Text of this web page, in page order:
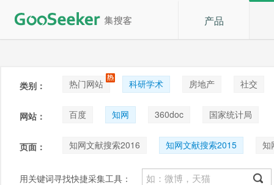
产品
类别： 热门网站 科研学术 房地产
社交
论坛贴吧
招聘 拍卖 音乐
网站： 百度 知网 360doc 国家统计局
页面： 知网文献搜索2016 知网文献搜索2015
知
知网文献详情
知网文
用关键词寻找快捷采集工具：